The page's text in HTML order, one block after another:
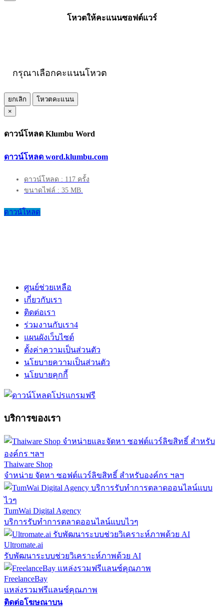
โหวตให้คะแนนซอฟต์แวร์
กรุณาเลือกคะแนนโหวต
ยกเลิก
โหวตคะแนน
×
ดาวน์โหลด Klumbu Word
ดาวน์โหลด word.klumbu.com
ดาวน์โหลด : 117 ครั้ง
ขนาดไฟล์ : 35 MB.
ดาวน์โหลด
ศูนย์ช่วยเหลือ
เกี่ยวกับเรา
ติดต่อเรา
ร่วมงานกับเรา4
แผนผังเว็บไซต์
ตั้งค่าความเป็นส่วนตัว
นโยบายความเป็นส่วนตัว
นโยบายคุกกี้
บริการของเรา
Thaiware Shop
จำหน่าย จัดหา ซอฟต์แวร์ลิขสิทธิ์ สำหรับองค์กร ฯลฯ
TumWai Digital Agency
บริการรับทำการตลาดออนไลน์แบบไวๆ
Ultromate.ai
รับพัฒนาระบบช่วยวิเคราะห์ภาพด้วย AI
FreelanceBay
แหล่งรวมฟรีแลนซ์คุณภาพ
ติดต่อโฆษณาบน